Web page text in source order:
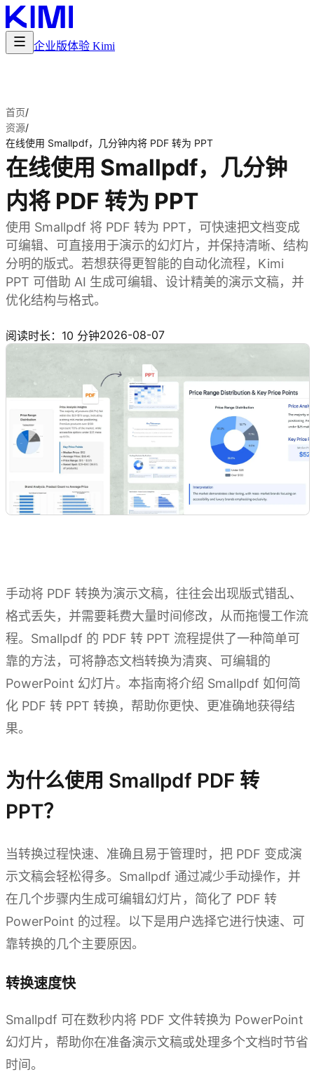
企业版体验 Kimi
首页/
资源/
在线使用 Smallpdf，几分钟内将 PDF 转为 PPT
在线使用 Smallpdf，几分钟
内将 PDF 转为 PPT
使用 Smallpdf 将 PDF 转为 PPT，可快速把文档变成
可编辑、可直接用于演示的幻灯片，并保持清晰、结构
分明的版式。若想获得更智能的自动化流程，Kimi
PPT 可借助 AI 生成可编辑、设计精美的演示文稿，并
优化结构与格式。
阅读时长：10 分钟2026-08-07
手动将 PDF 转换为演示文稿，往往会出现版式错乱、
格式丢失，并需要耗费大量时间修改，从而拖慢工作流
程。Smallpdf 的 PDF 转 PPT 流程提供了一种简单可
靠的方法，可将静态文档转换为清爽、可编辑的
PowerPoint 幻灯片。本指南将介绍 Smallpdf 如何简
化 PDF 转 PPT 转换，帮助你更快、更准确地获得结
果。
为什么使用 Smallpdf PDF 转
PPT？
当转换过程快速、准确且易于管理时，把 PDF 变成演
示文稿会轻松得多。Smallpdf 通过减少手动操作，并
在几个步骤内生成可编辑幻灯片，简化了 PDF 转
PowerPoint 的过程。以下是用户选择它进行快速、可
靠转换的几个主要原因。
转换速度快
Smallpdf 可在数秒内将 PDF 文件转换为 PowerPoint
幻灯片，帮助你在准备演示文稿或处理多个文档时节省
时间。